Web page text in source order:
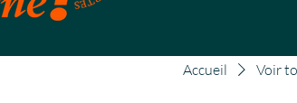
Accueil Voir